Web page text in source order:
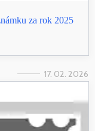
za rok 2025
17. 02. 2026